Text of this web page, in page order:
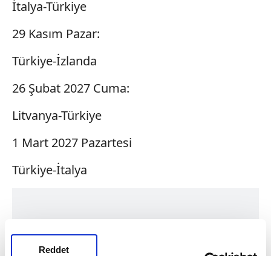
Reddet
İtalya-Türkiye
29 Kasım Pazar:
Türkiye-İzlanda
26 Şubat 2027 Cuma:
Litvanya-Türkiye
1 Mart 2027 Pazartesi
Türkiye-İtalya